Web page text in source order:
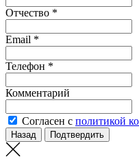
Отчество *
Email *
Телефон *
Комментарий
Согласен с политикой
Назад Подтвердить